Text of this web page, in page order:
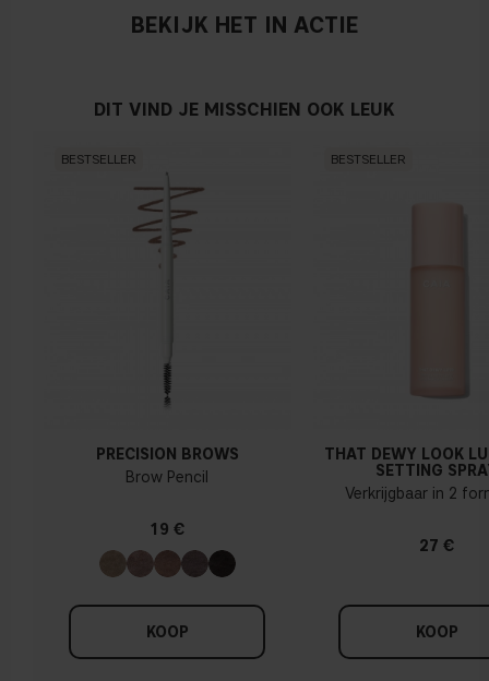
BEKIJK HET IN ACTIE
DIT VIND JE MISSCHIEN OOK LEUK
BESTSELLER
PRECISION BROWS
Brow Pencil
19 €
KOOP
BESTSELLER
THAT DEWY LOOK
SETTING
Verkrijgbaar in 2
27 €
KOOP